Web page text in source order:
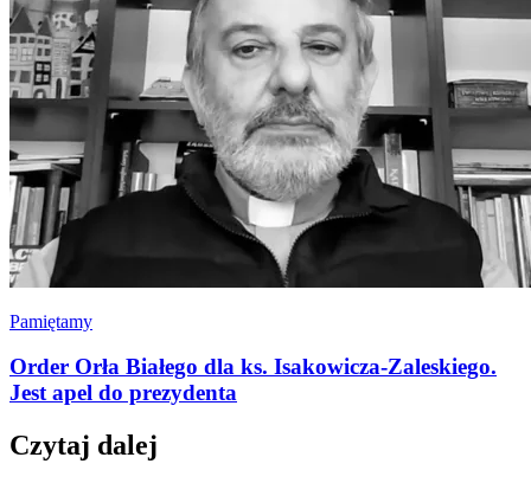
Pamiętamy
Order Orła Białego dla ks. Isakowicza-Zaleskiego.
Jest apel do prezydenta
Czytaj dalej